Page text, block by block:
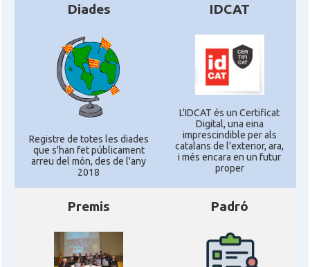
Diades
Registre de totes les diades
que s'han fet públicament
arreu del món, des de l'any
2018
IDCAT
L'IDCAT és un Certificat
Digital, una eina
imprescindible per als
catalans de l'exterior, ara,
i més encara en un futur
proper
Premis Padró